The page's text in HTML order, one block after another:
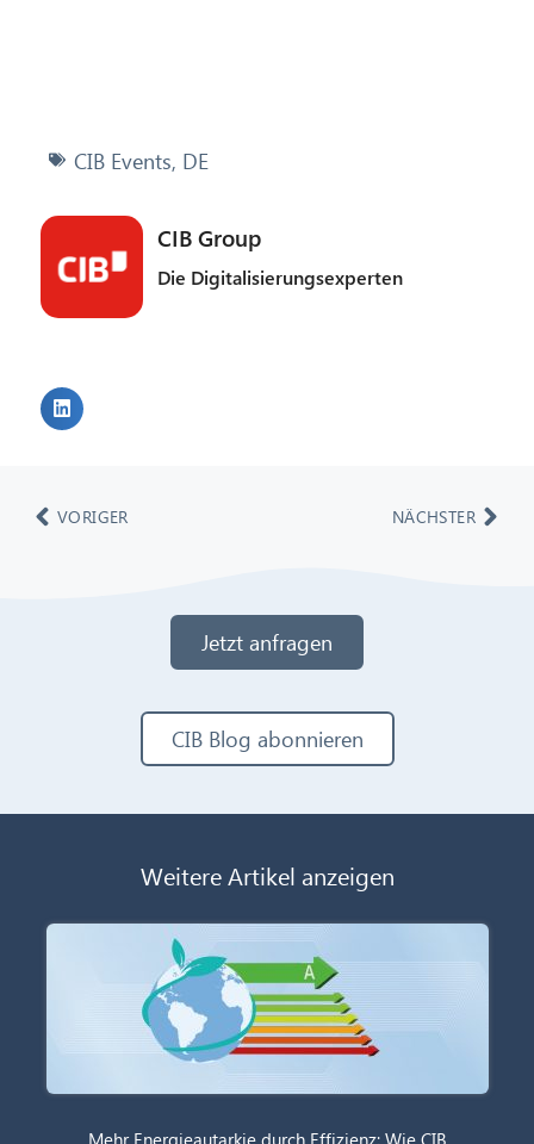
CIB Events, DE
CIB Group
Die Digitalisierungsexperten
VORIGER NÄCHSTER
Jetzt anfragen
CIB Blog abonnieren
Weitere Artikel anzeigen
Mehr Energieautarkie durch Effizienz: Wie CIB